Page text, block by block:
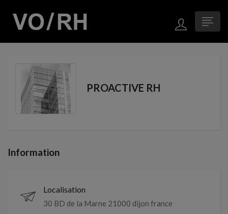
PROACTIVE RH
Information
Localisation
30 BD de la Marne 21000 dijon france